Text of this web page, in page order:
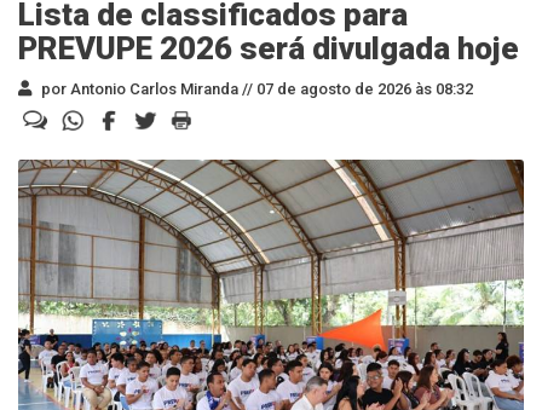
Lista de classificados para
PREVUPE 2026 será divulgada hoje
por Antonio Carlos Miranda // 07 de agosto de 2026 às 08:32